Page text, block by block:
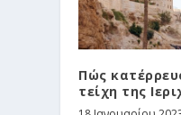
Πώς
τείχη της